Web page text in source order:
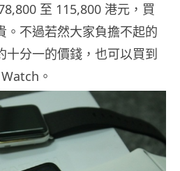
至 115,800 港元，買
。不過若然大家負擔不起的
十分一的價錢，也可以買到
。